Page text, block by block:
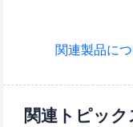
関連製品に
関連トピック